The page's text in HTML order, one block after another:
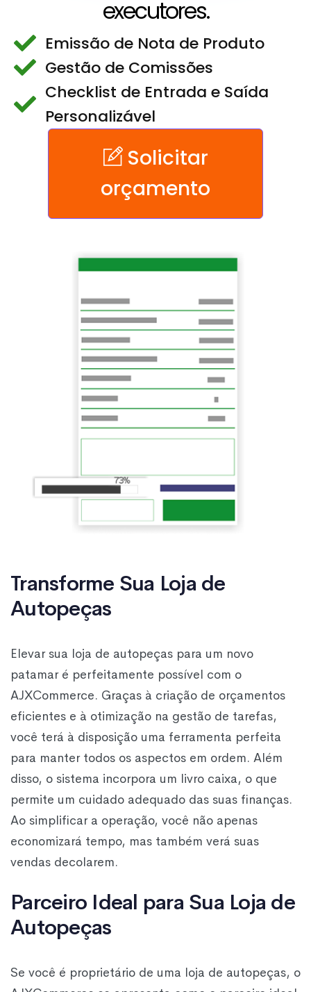
executores.
Emissão de Nota de Produto
Gestão de Comissões
Checklist de Entrada e Saída
Personalizável
Solicitar
orçamento
Transforme Sua Loja de
Autopeças
Elevar sua loja de autopeças para um novo
patamar é perfeitamente possível com o
AJXCommerce. Graças à criação de orçamentos
eficientes e à otimização na gestão de tarefas,
você terá à disposição uma ferramenta perfeita
para manter todos os aspectos em ordem. Além
disso, o sistema incorpora um livro caixa, o que
permite um cuidado adequado das suas finanças.
Ao simplificar a operação, você não apenas
economizará tempo, mas também verá suas
vendas decolarem.
Parceiro Ideal para Sua Loja de
Autopeças
Se você é proprietário de uma loja de autopeças, o